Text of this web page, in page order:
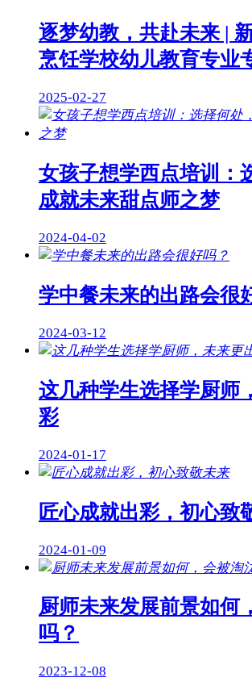
逐梦幼教，共赴未来 |
烹饪学校幼儿教育专业
2025-02-27
女孩子想学西点培训：
成就未来甜点师之梦
2024-04-02
学中餐未来的出路会很
2024-03-12
这几种学生选择学厨师
彩
2024-01-17
匠心成就出彩，初心致
2024-01-09
厨师未来发展前景如何
吗？
2023-12-08